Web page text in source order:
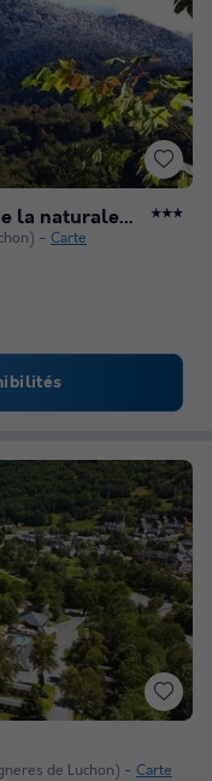
Bedura Park, camping temático de la naturaleza y bungalows ★★★
Carte
de Luchon) Carte